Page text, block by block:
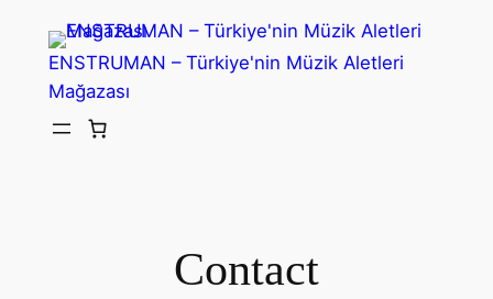
ENSTRUMAN – Türkiye'nin Müzik Aletleri
Mağazası
Contact